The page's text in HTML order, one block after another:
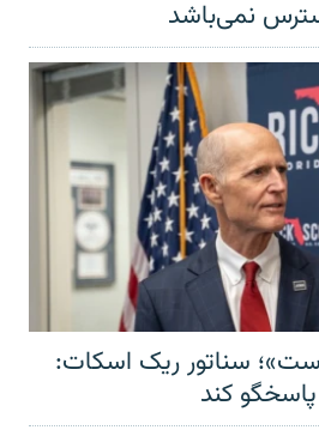
نمی‌باشد
سناتور ریک اسکات:
پاسخگو کند